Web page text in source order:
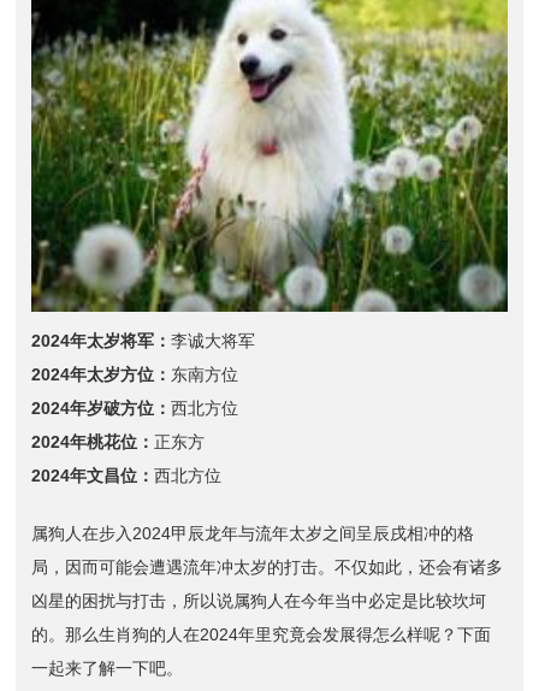
2024年太岁将军：李诚大将军
2024年太岁方位： 东南方位
2024年岁破方位：西北方位
2024年桃花位：正东方
2024年文昌位：西北方位
属狗人在步入2024甲辰龙年与流年太岁之间呈辰戌相冲的格
局，因而可能会遭遇流年冲太岁的打击。不仅如此，还会有诸多
凶星的困扰与打击，所以说属狗人在今年当中必定是比较坎坷
的。那么生肖狗的人在2024年里究竟会发展得怎么样呢？下面
一起来了解一下吧。